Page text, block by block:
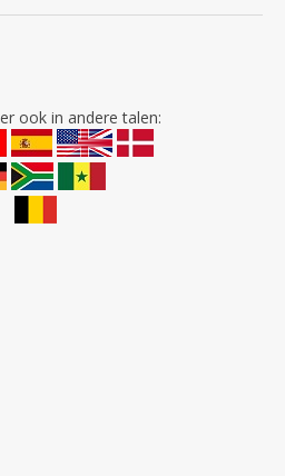
ook in andere talen: